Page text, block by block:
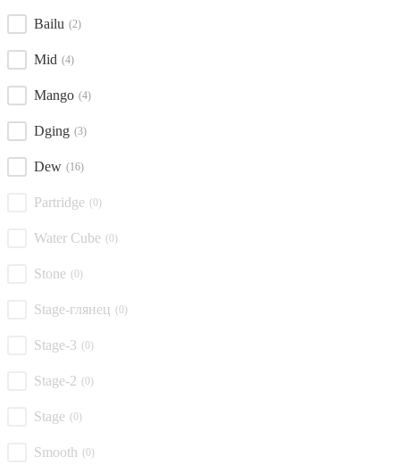
Bailu (2)
Mid (4)
Mango (4)
Dging (3)
Dew (16)
Partridge (0)
Water Cube (0)
Stone (0)
Stage-глянец (0)
Stage-3 (0)
Stage-2 (0)
Stage (0)
Smooth (0)